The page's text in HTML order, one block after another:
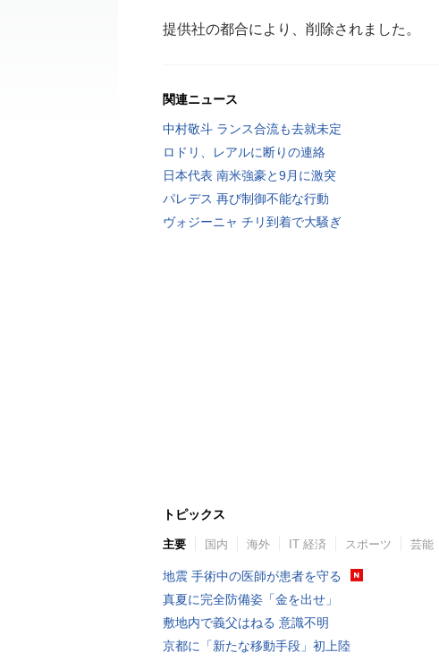
提供社の都合により、削除されました。
関連ニュース
中村敬斗 ランス合流も去就未定
ロドリ、レアルに断りの連絡
日本代表 南米強豪と9月に激突
パレデス 再び制御不能な行動
ヴォジーニャ チリ到着で大騒ぎ
トピックス
主要 国内 海外 IT 経済 スポーツ 芸能
地震 手術中の医師が患者を守る
真夏に完全防備姿「金を出せ」
敷地内で義父はねる 意識不明
京都に「新たな移動手段」初上陸